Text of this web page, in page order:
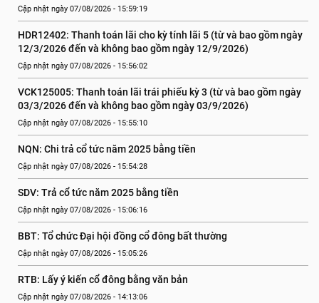
Cập nhật ngày 07/08/2026 - 15:59:19
HDR12402: Thanh toán lãi cho kỳ tính lãi 5 (từ và bao gồm ngày
12/3/2026 đến và không bao gồm ngày 12/9/2026)
Cập nhật ngày 07/08/2026 - 15:56:02
VCK125005: Thanh toán lãi trái phiếu kỳ 3 (từ và bao gồm ngày
03/3/2026 đến và không bao gồm ngày 03/9/2026)
Cập nhật ngày 07/08/2026 - 15:55:10
NQN: Chi trả cổ tức năm 2025 bằng tiền
Cập nhật ngày 07/08/2026 - 15:54:28
SDV: Trả cổ tức năm 2025 bằng tiền
Cập nhật ngày 07/08/2026 - 15:06:16
BBT: Tổ chức Đại hội đồng cổ đông bất thường
Cập nhật ngày 07/08/2026 - 15:05:26
RTB: Lấy ý kiến cổ đông bằng văn bản
Cập nhật ngày 07/08/2026 - 14:13:06